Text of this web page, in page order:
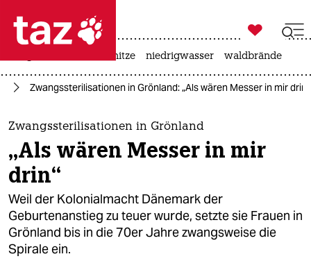
 taz zahl ich
taz zahl ich
themen
politik
öko
gesellschaft
kultur

taz zahl ich
hitze niedrigwasser waldbrände
Zwangssterilisationen in Grönland: „Als wären Messer in mir drin“
Zwangssterilisationen in Grönland
„Als wären Messer in mir
drin“
Weil der Kolonialmacht Dänemark der
Geburtenanstieg zu teuer wurde, setzte sie Frauen in
Grönland bis in die 70er Jahre zwangsweise die
Spirale ein.